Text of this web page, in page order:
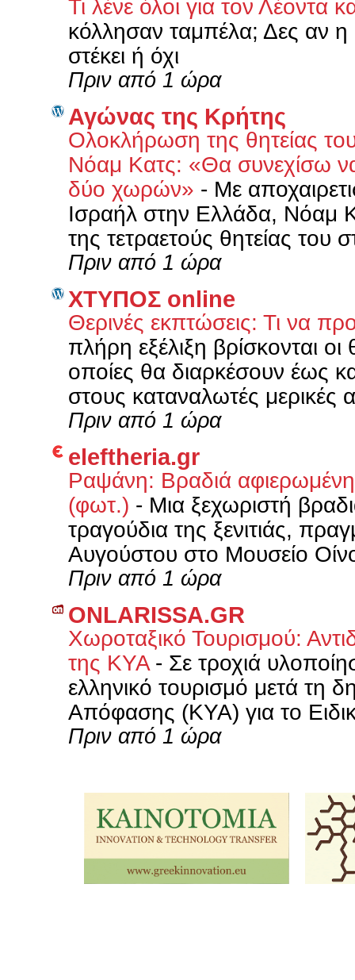
Τι λένε όλοι για τον Λέοντα
κόλλησαν ταμπέλα; Δες αν
στέκει ή όχι
Πριν από 1 ώρα
Αγώνας της Κρήτης
Ολοκλήρωση της θητείας
Νόαμ Κατς: «Θα συνεχίσω
δύο χωρών» - Με
Ισραήλ στην Ελλάδα, Νόαμ
της τετραετούς θητείας
Πριν από 1 ώρα
XΤΥΠΟΣ online
Θερινές εκπτώσεις: Τι να
πλήρη εξέλιξη βρίσκονται
οποίες θα διαρκέσουν έως
στους καταναλωτές μερικές
Πριν από 1 ώρα
eleftheria.gr
Ραψάνη: Βραδιά αφιερωμένη
(φωτ.) - Μια ξεχωριστή
τραγούδια της ξενιτιάς,
Αυγούστου στο Μουσείο
Πριν από 1 ώρα
ONLARISSA.GR
Χωροταξικό Τουρισμού:
της ΚΥΑ - Σε τροχιά
ελληνικό τουρισμό μετά τη
Απόφασης (ΚΥΑ) για το
Πριν από 1 ώρα